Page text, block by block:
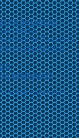
de Directo
Medio
en Zaragoza
con Ableton
Exploración
escribir canciones